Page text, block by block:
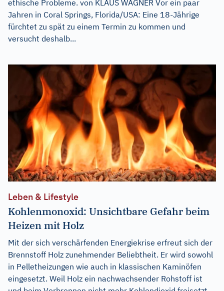
ethische Probleme. von KLAUS WAGNER Vor ein paar
Jahren in Coral Springs, Florida/USA: Eine 18-Jährige
fürchtet zu spät zu einem Termin zu kommen und
versucht deshalb...
Leben & Lifestyle
Kohlenmonoxid: Unsichtbare Gefahr beim
Heizen mit Holz
Mit der sich verschärfenden Energiekrise erfreut sich der
Brennstoff Holz zunehmender Beliebtheit. Er wird sowohl
in Pelletheizungen wie auch in klassischen Kaminöfen
eingesetzt. Weil Holz ein nachwachsender Rohstoff ist